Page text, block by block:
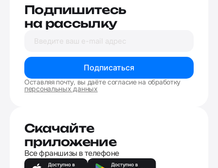
Подпишитесь
на рассылку
Подписаться
Оставляя почту, вы даёте согласие на обработку
персональных данных
Скачайте
приложение
Все франшизы в телефоне